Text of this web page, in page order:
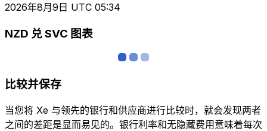
2026年8月9日 UTC 05:34
NZD 兑 SVC 图表
比较并保存
当您将 Xe 与领先的银行和供应商进行比较时，就会发现两者
之间的差距是显而易见的。银行利率和无隐藏费用意味着每次